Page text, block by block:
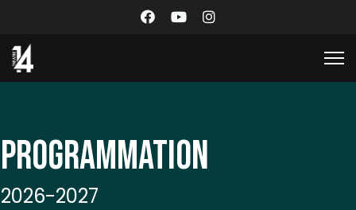
PROGRAMMATION
2026-2027